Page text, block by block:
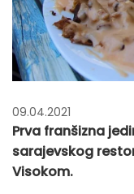
09.04.2021
Prva franšizna
sarajevskog
Visokom.